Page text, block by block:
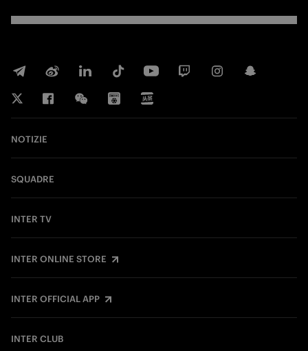
NOTIZIE
SQUADRE
INTER TV
INTER ONLINE STORE
INTER OFFICIAL APP
INTER CLUB